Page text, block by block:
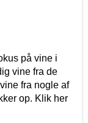
på vine i
vine fra de
fra nogle af
op. Klik her